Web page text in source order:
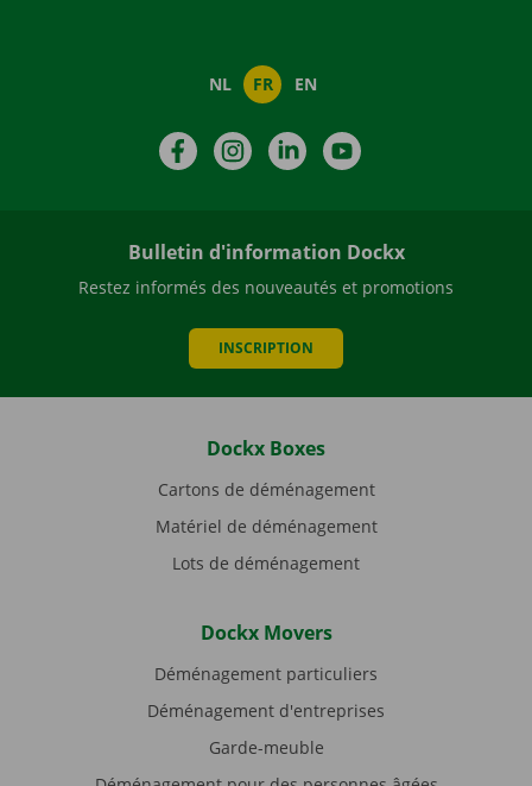
NL FR EN
FacebookInstagramLinkedIn
Bulletin d'information Dockx
Restez informés des nouveautés et promotions
INSCRIPTION
Dockx Boxes
Cartons de déménagement
Matériel de déménagement
Lots de déménagement
Dockx Movers
Déménagement particuliers
Déménagement d'entreprises
Garde-meuble